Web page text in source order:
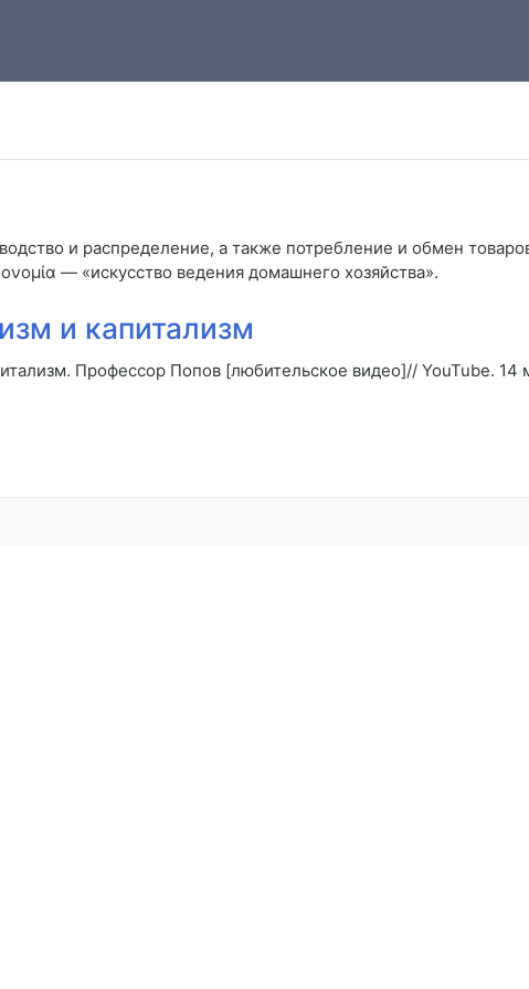
и распределение, а также потребление и обмен
— «искусство ведения домашнего хозяйства».
и капитализм
Профессор Попов [любительское видео]// YouTube. 14